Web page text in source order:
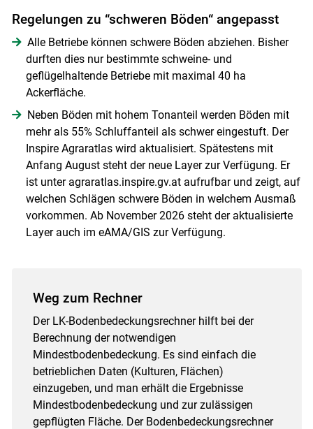
Regelungen zu “schweren Böden“ angepasst
Alle Betriebe können schwere Böden abziehen. Bisher
durften dies nur bestimmte schweine- und
geflügelhaltende Betriebe mit maximal 40 ha
Ackerfläche.
Neben Böden mit hohem Tonanteil werden Böden mit
mehr als 55% Schluffanteil als schwer eingestuft. Der
Inspire Agraratlas wird aktualisiert. Spätestens mit
Anfang August steht der neue Layer zur Verfügung. Er
ist unter agraratlas.inspire.gv.at aufrufbar und zeigt, auf
welchen Schlägen schwere Böden in welchem Ausmaß
vorkommen. Ab November 2026 steht der aktualisierte
Layer auch im eAMA/GIS zur Verfügung.
Weg zum Rechner
Der LK-Bodenbedeckungsrechner hilft bei der
Berechnung der notwendigen
Mindestbodenbedeckung. Es sind einfach die
betrieblichen Daten (Kulturen, Flächen)
einzugeben, und man erhält die Ergebnisse
Mindestbodenbedeckung und zur zulässigen
gepflügten Fläche. Der Bodenbedeckungsrechner